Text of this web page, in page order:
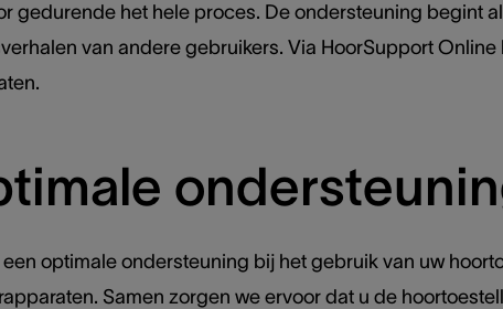
gedurende het hele proces. De ondersteuning begint
van andere gebruikers. Via HoorSupport
optimale ondersteuning bij het gebruik van uw
Samen zorgen we ervoor dat u de